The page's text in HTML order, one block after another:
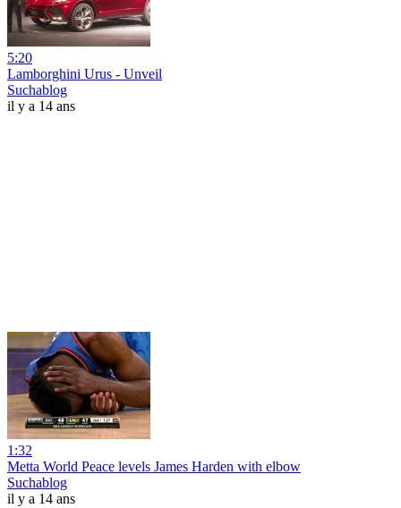
5:20
Lamborghini Urus - Unveil
Suchablog
il y a 14 ans
1:32
Metta World Peace levels James Harden with elbow
Suchablog
il y a 14 ans